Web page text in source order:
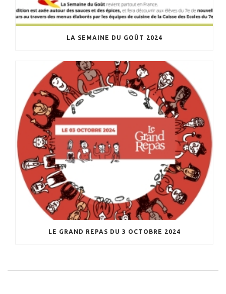
LA SEMAINE DU GOÛT 2024
LE GRAND REPAS DU 3 OCTOBRE 2024